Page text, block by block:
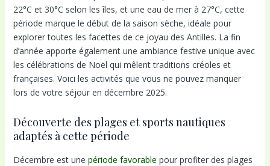
22°C et 30°C selon les îles, et une eau de mer à 27°C, cette
période marque le début de la saison sèche, idéale pour
explorer toutes les facettes de ce joyau des Antilles. La fin
d’année apporte également une ambiance festive unique avec
les célébrations de Noël qui mêlent traditions créoles et
françaises. Voici les activités que vous ne pouvez manquer
lors de votre séjour en décembre 2025.
Découverte des plages et sports nautiques
adaptés à cette période
Décembre est une période favorable pour profiter des plages